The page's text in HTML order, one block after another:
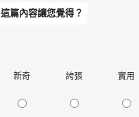
這篇內容讓您覺得？
新奇 誇張 實用